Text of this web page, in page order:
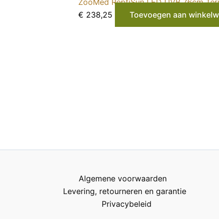
€ 238,25 Toevoegen aan
Algemene voorwaarden
Levering, retourneren en garantie
Privacybeleid